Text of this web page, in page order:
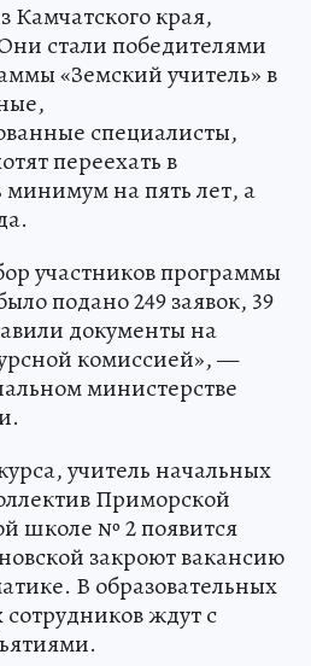
Камчатского края,
стали победителями
«Земский учитель» в
специалисты,
переехать в
минимум на пять лет, а
участников программы
подано 249 заявок, 39
документы на
комиссией», —
министерстве
учитель начальных
Приморской
школе № 2 появится
закроют вакансию
В образовательных
ждут с